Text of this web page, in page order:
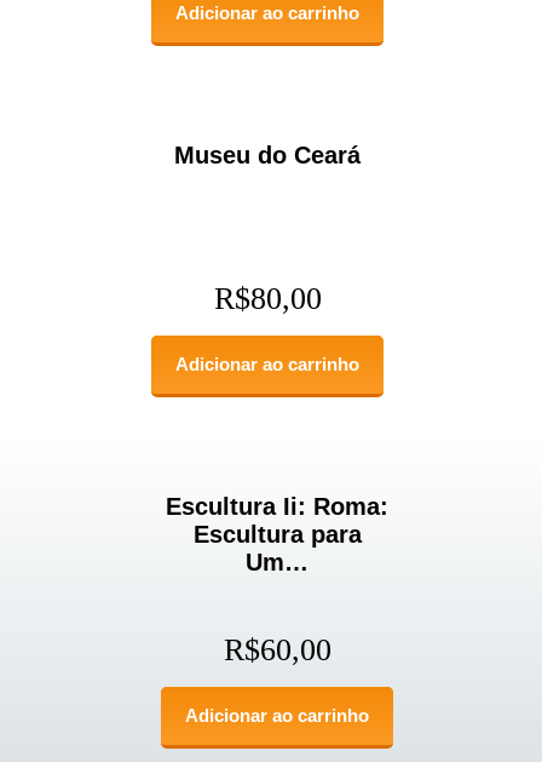
Adicionar ao carrinho
Museu do Ceará
R$80,00
Adicionar ao carrinho
Escultura Ii: Roma:
Escultura para
Um…
R$60,00
Adicionar ao carrinho